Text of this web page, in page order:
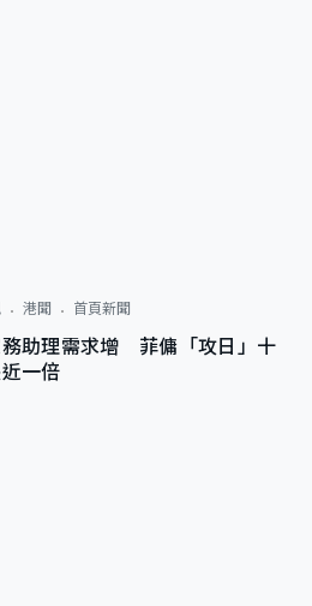
港聞 首頁新聞
務助理需求增 菲傭「攻日」十
一倍